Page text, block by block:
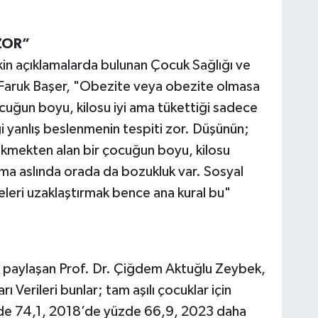
açıklamalarda bulunan Çocuk Sağlığı ve
Başer, "Obezite veya obezite olmasa
boyu, kilosu iyi ama tükettiği sadece
beslenmenin tespiti zor. Düşünün;
alan bir çocuğun boyu, kilosu
aslında orada da bozukluk var. Sosyal
uzaklaştırmak bence ana kural bu"
paylaşan Prof. Dr. Çiğdem Aktuğlu Zeybek,
Verileri bunlar; tam aşılı çocuklar için
74,1, 2018’de yüzde 66,9, 2023 daha